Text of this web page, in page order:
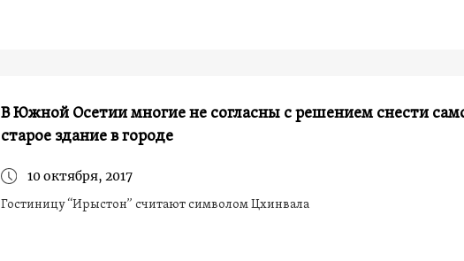
В Южной Осетии многие не согласны с решением снести
старое здание в городе
10 октября, 2017
Гостиницу “Ирыстон” считают символом Цхинвала